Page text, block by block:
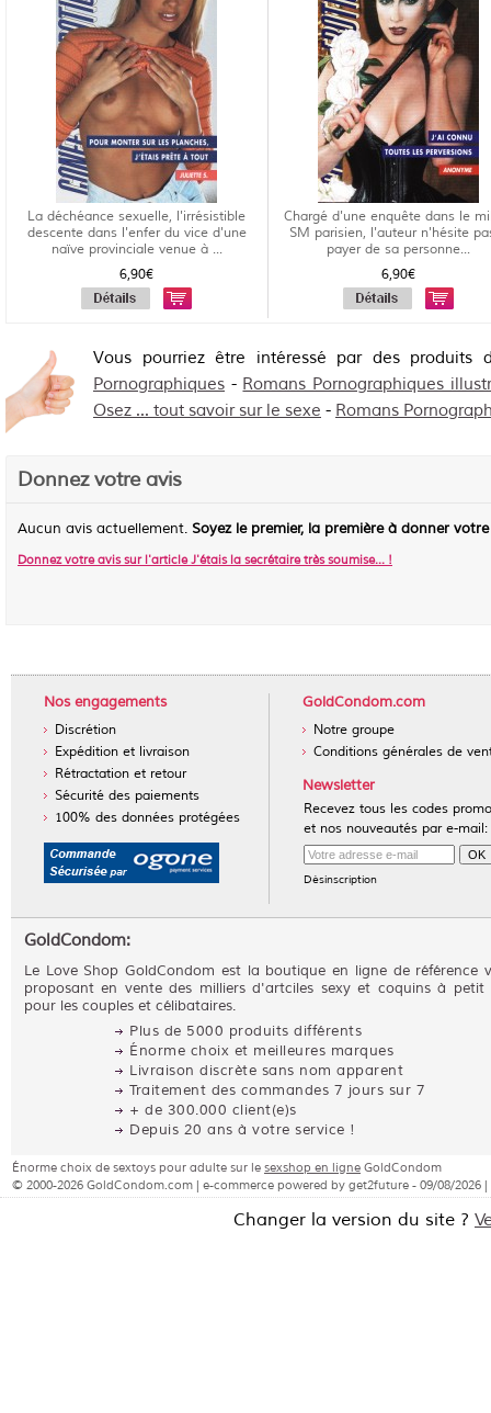
La déchéance sexuelle, l'irrésistible
descente dans l'enfer du vice d'une
naïve provinciale venue à ...
6,90€
Chargé d'une enquête dans le
SM parisien, l'auteur n'hésite
payer de sa personne...
6,90€
Vous pourriez être intéressé par des
Pornographiques - Romans Pornographiques
Osez ... tout savoir sur le sexe - Romans
Donnez votre avis
Aucun avis actuellement. Soyez le premier, la première à donner
Donnez votre avis sur l'articleJ'étais la secrétaire très soumise... !
Nos engagements
Discrétion
Expédition et livraison
Rétractation et retour
Sécurité des paiements
100% des données protégées
GoldCondom.com
Notre groupe
Conditions générales de
Newsletter
Recevez tous les codes
et nos nouveautés par e-mail:
Désinscription
GoldCondom:
Le Love Shop GoldCondom est la boutique en ligne de référence
proposant en vente des milliers d'artciles sexy et coquins à petit
pour les couples et célibataires.
Plus de 5000 produits différents
Énorme choix et meilleures marques
Livraison discrète sans nom apparent
Traitement des commandes 7 jours sur 7
+ de 300.000 client(e)s
Depuis 20 ans à votre service !
Énorme choix de sextoys pour adulte sur le sexshop en ligne GoldCondom
© 2000-2026 GoldCondom.com | e-commerce powered by get2future - 09/08/2026 |
Changer la version du site ?